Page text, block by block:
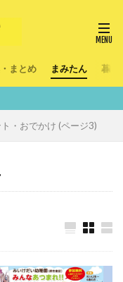
まとめ まみたん 暮ら
・おでかけ (ページ3)